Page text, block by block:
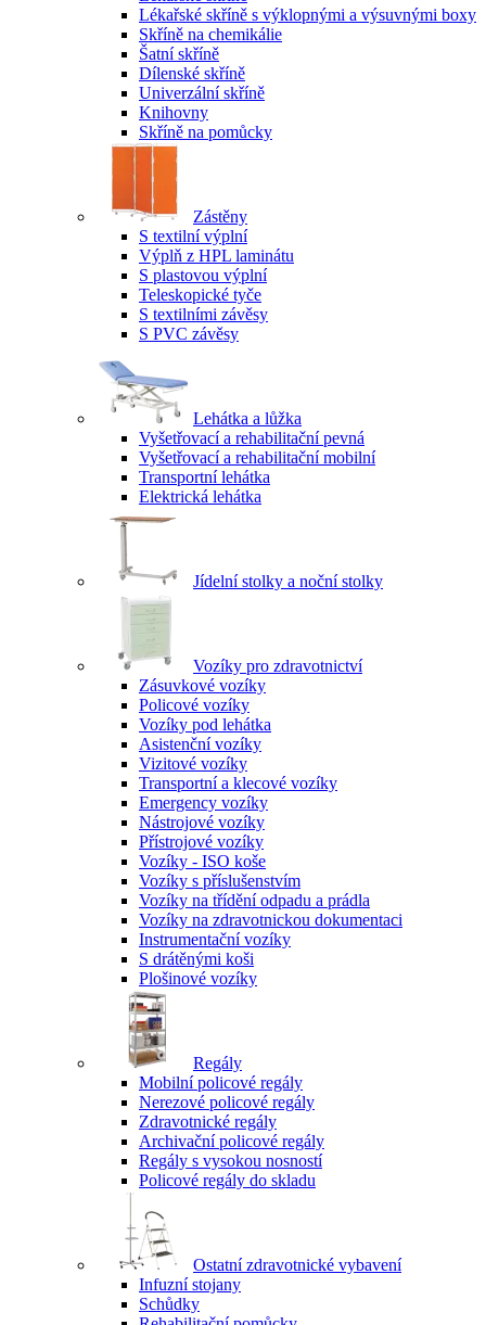
Lékařské skříně s výklopnými a výsuvnými boxy
Skříně na chemikálie
Šatní skříně
Dílenské skříně
Univerzální skříně
Knihovny
Skříně na pomůcky
Zástěny
S textilní výplní
Výplň z HPL laminátu
S plastovou výplní
Teleskopické tyče
S textilními závěsy
S PVC závěsy
Lehátka a lůžka
Vyšetřovací a rehabilitační pevná
Vyšetřovací a rehabilitační mobilní
Transportní lehátka
Elektrická lehátka
Jídelní stolky a noční stolky
Vozíky pro zdravotnictví
Zásuvkové vozíky
Policové vozíky
Vozíky pod lehátka
Asistenční vozíky
Vizitové vozíky
Transportní a klecové vozíky
Emergency vozíky
Nástrojové vozíky
Přístrojové vozíky
Vozíky - ISO koše
Vozíky s příslušenstvím
Vozíky na třídění odpadu a prádla
Vozíky na zdravotnickou dokumentaci
Instrumentační vozíky
S drátěnými koši
Plošinové vozíky
Regály
Mobilní policové regály
Nerezové policové regály
Zdravotnické regály
Archivační policové regály
Regály s vysokou nosností
Policové regály do skladu
Ostatní zdravotnické vybavení
Infuzní stojany
Schůdky